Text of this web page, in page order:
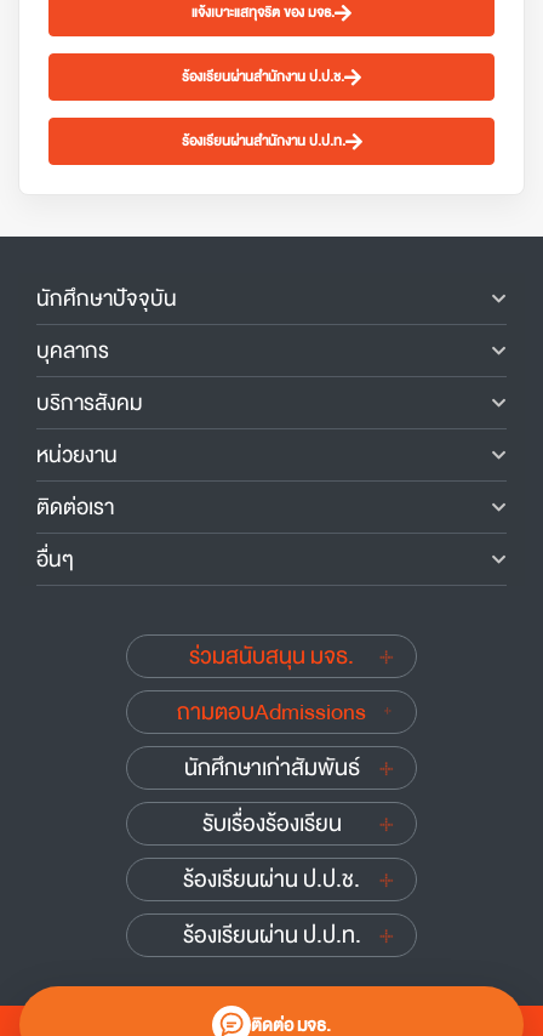
แจ้งเบาะแสทุจริต ของ มจธ.
ร้องเรียนผ่านสำนักงาน ป.ป.ช.
ร้องเรียนผ่านสำนักงาน ป.ป.ท.
ติดต่อ มจธ.
นักศึกษาปัจจุบัน
บุคลากร
บริการสังคม
หน่วยงาน
ติดต่อเรา
อื่นๆ
ร่วมสนับสนุน มจธ.
ถามตอบAdmissions
นักศึกษาเก่าสัมพันธ์
รับเรื่องร้องเรียน
ร้องเรียนผ่าน ป.ป.ช.
ร้องเรียนผ่าน ป.ป.ท.